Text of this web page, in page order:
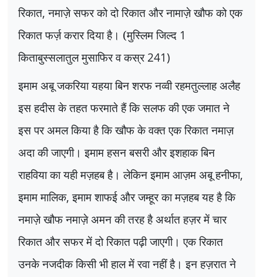
रिकात,नमाज़े सफर को दो रिकात और नामाज़े खौफ को एक
रिकात फर्ज़ करार दिया है। (मुस्लिम जिल्द 1
किताबुस्सलातुल मुसाफिर व कस्र241)
इमाम अबू जकरिया यहया बिन शरफ नव्वी रहमतुल्लाह अलैह
इस हदीस के तहत फरमाते हैं कि सलफ की एक जमात ने
इस पर अमल किया है कि खौफ के वक्त एक रिकात नमाज़
अदा की जाएगी। इमाम हसन बसरी और इशहाक बिन
राहविया का यही मज़हब है। लेकिन इमाम आज़म अबू हनीफा,
इमाम मालिक,इमाम शाफई और जम्हूर का मज़हब यह है कि
नमाज़े खौफ नमाज़े अमन की तरह है अर्थात हज़र में चार
रिकात और सफर में दो रिकात पढ़ी जाएगी। एक रिकात
उनके नजदीक किसी भी हाल में रवा नहीं है। इन हज़रात ने